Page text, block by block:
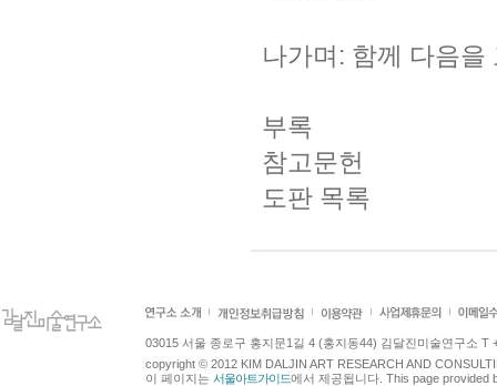
나가며: 함께 다음
부록
참고문헌
도판 목록
03015 서울 종로구 홍지문1길 4 (홍지동44) 김달진미술연구소 T
copyright © 2012 KIM DALJIN ART RESEARCH AND
이 페이지는 서울아트가이드에서 제공됩니다. This page provided